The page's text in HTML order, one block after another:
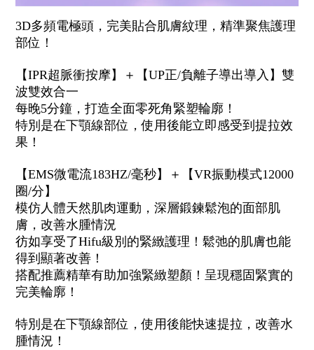
3D多頻電極頭，完美貼合肌膚紋理，精準聚焦護理
部位！
【IPR超脈衝按摩】＋【UP正/負離子導出導入】雙
波雙效合一
每晚5分鐘，打造全面零死角緊塑輪廓！
特別是在下顎線部位，使用後能立即感受到提拉效
果！
【EMS微電流183HZ/毫秒】＋【VR振動模式12000
圈/分】
模仿人體天然肌肉運動，深層鍛鍊鬆泡的面部肌
膚，改善水腫情況
彷如享受了Hifu級別的緊緻護理！鬆弛的肌膚也能
得到顯著改善！
搭配推薦精華有助加強緊緻塑顏！呈現穩固緊實的
完美輪廓！
特別是在下顎線部位，使用後能快速提拉，改善水
腫情況！